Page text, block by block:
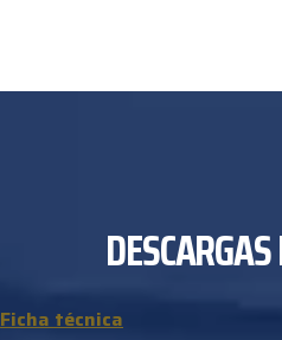
Ficha técnica